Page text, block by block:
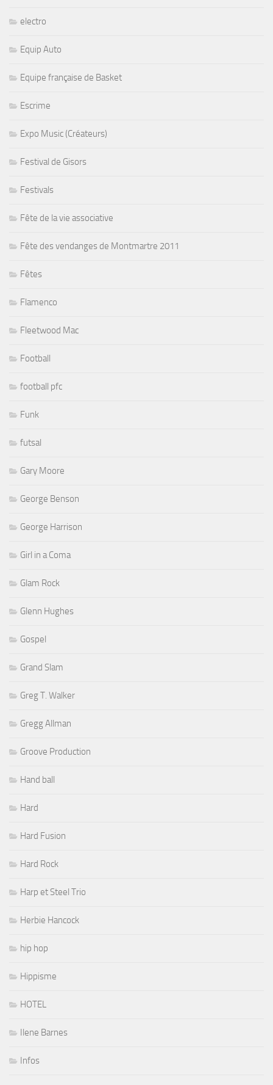
electro
Equip Auto
Equipe française de Basket
Escrime
Expo Music (Créateurs)
Festival de Gisors
Festivals
Fête de la vie associative
Fête des vendanges de Montmartre 2011
Fêtes
Flamenco
Fleetwood Mac
Football
football pfc
Funk
futsal
Gary Moore
George Benson
George Harrison
Girl in a Coma
Glam Rock
Glenn Hughes
Gospel
Grand Slam
Greg T. Walker
Gregg Allman
Groove Production
Hand ball
Hard
Hard Fusion
Hard Rock
Harp et Steel Trio
Herbie Hancock
hip hop
Hippisme
HOTEL
Ilene Barnes
Infos